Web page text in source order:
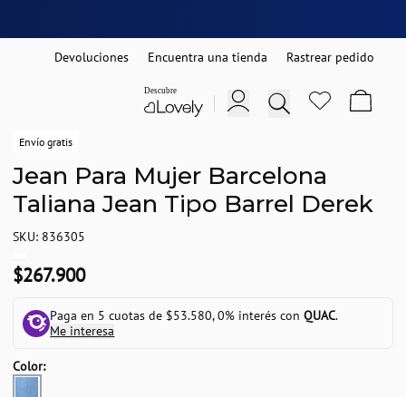
Devoluciones Encuentra una tienda Rastrear pedido
Envío gratis
Jean Para Mujer Barcelona
Taliana Jean Tipo Barrel Derek
SKU: 836305
$267.900
Paga en 5 cuotas de $53.580, 0% interés conQUAC.
Me interesa
Color: